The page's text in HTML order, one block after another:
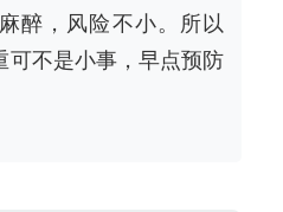
醉，风险不小。所以
可不是小事，早点预防